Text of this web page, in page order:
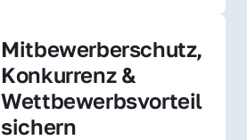
Mitbewerberschutz,
Konkurrenz &
Wettbewerbsvorteil
sichern